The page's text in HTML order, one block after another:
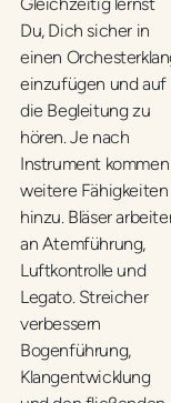
Du, Dich sicher in
einen
einzufügen und auf
die Begleitung zu
hören. Je nach
Instrument kommen
weitere Fähigkeiten
hinzu. Bläser
an Atemführung,
Luftkontrolle und
Legato. Streicher
verbessern
Bogenführung,
Klangentwicklung